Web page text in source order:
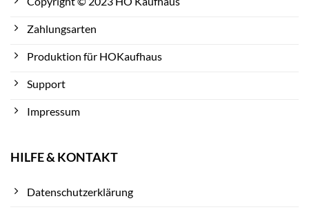
Zahlungsarten
Produktion für HOKaufhaus
Support
Impressum
HILFE & KONTAKT
Datenschutzerklärung